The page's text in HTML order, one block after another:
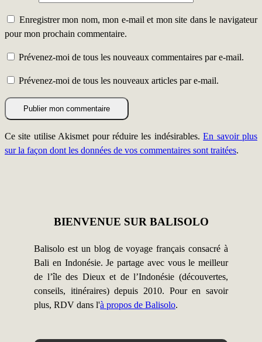
Enregistrer mon nom, mon e-mail et mon site dans le navigateur
pour mon prochain commentaire.
Prévenez-moi de tous les nouveaux commentaires par e-mail.
Prévenez-moi de tous les nouveaux articles par e-mail.
Ce site utilise Akismet pour réduire les indésirables.En savoir plus
sur la façon dont les données de vos commentaires sont traitées.
BIENVENUE SUR BALISOLO
Balisolo est un blog de voyage français consacré à
Bali en Indonésie. Je partage avec vous le meilleur
de l’île des Dieux et de l’Indonésie (découvertes,
conseils, itinéraires) depuis 2010. Pour en savoir
plus, RDV dans l'à propos de Balisolo.